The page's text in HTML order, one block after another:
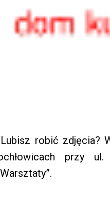
robić zdjęcia?
przy